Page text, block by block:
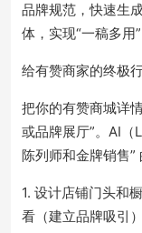
品牌规范，快速生
体，实现“一稿多用
给有赞商家的终极
把你的有赞商城详
或品牌展厅”。AI（
陈列师和金牌销售”
1. 设计店铺门头和
看（建立品牌吸引）